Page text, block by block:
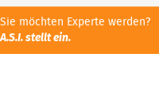
Sie möchten Experte werden?
A.S.I. stellt ein.